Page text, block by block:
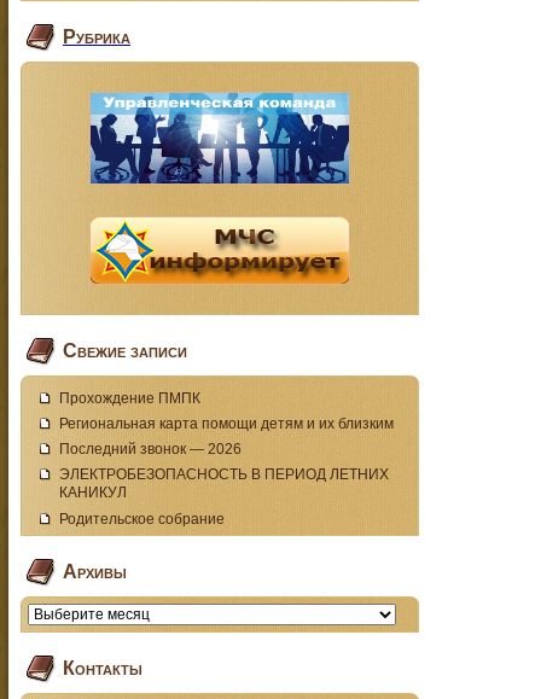
Рубрика
Свежие записи
Прохождение ПМПК
Региональная карта помощи детям и их близким
Последний звонок — 2026
ЭЛЕКТРОБЕЗОПАСНОСТЬ В ПЕРИОД ЛЕТНИХ
КАНИКУЛ
Родительское собрание
Архивы
Контакты